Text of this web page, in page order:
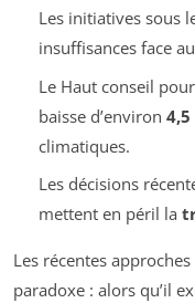
Les initiatives sous
insuffisances face
Le Haut conseil
baisse d’environ
climatiques.
Les décisions
mettent en péril la
Les récentes
paradoxe : alors qu’il